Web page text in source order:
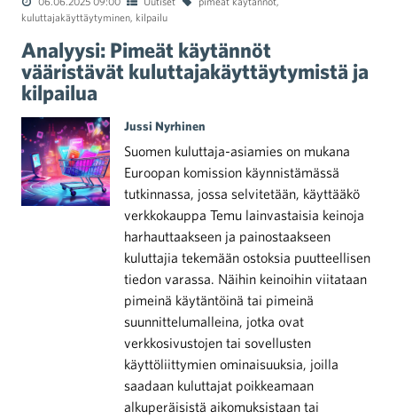
kuluttajakäyttäytyminen, kilpailu
Analyysi: Pimeät käytännöt
vääristävät kuluttajakäyttäytymistä ja
kilpailua
Jussi Nyrhinen
Suomen kuluttaja-asiamies on mukana
Euroopan komission käynnistämässä
tutkinnassa, jossa selvitetään, käyttääkö
verkkokauppa Temu lainvastaisia keinoja
harhauttaakseen ja painostaakseen
kuluttajia tekemään ostoksia puutteellisen
tiedon varassa. Näihin keinoihin viitataan
pimeinä käytäntöinä tai pimeinä
suunnittelumalleina, jotka ovat
verkkosivustojen tai sovellusten
käyttöliittymien ominaisuuksia, joilla
saadaan kuluttajat poikkeamaan
alkuperäisistä aikomuksistaan tai